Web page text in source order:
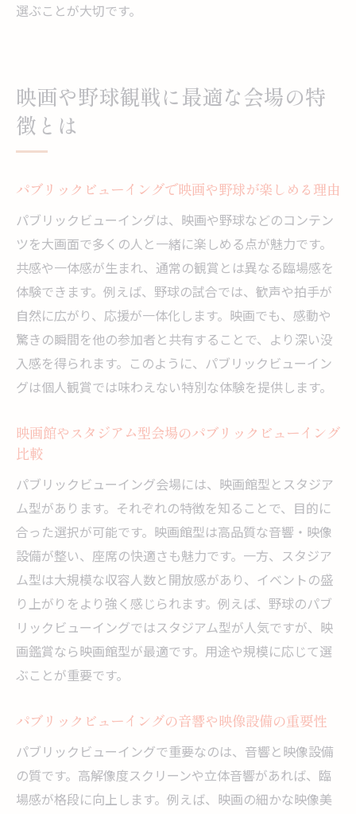
選ぶことが大切です。
映画や野球観戦に最適な会場の特
徴とは
パブリックビューイングで映画や野球が楽しめる理由
パブリックビューイングは、映画や野球などのコンテン
ツを大画面で多くの人と一緒に楽しめる点が魅力です。
共感や一体感が生まれ、通常の観賞とは異なる臨場感を
体験できます。例えば、野球の試合では、歓声や拍手が
自然に広がり、応援が一体化します。映画でも、感動や
驚きの瞬間を他の参加者と共有することで、より深い没
入感を得られます。このように、パブリックビューイン
グは個人観賞では味わえない特別な体験を提供します。
映画館やスタジアム型会場のパブリックビューイング
比較
パブリックビューイング会場には、映画館型とスタジア
ム型があります。それぞれの特徴を知ることで、目的に
合った選択が可能です。映画館型は高品質な音響・映像
設備が整い、座席の快適さも魅力です。一方、スタジア
ム型は大規模な収容人数と開放感があり、イベントの盛
り上がりをより強く感じられます。例えば、野球のパブ
リックビューイングではスタジアム型が人気ですが、映
画鑑賞なら映画館型が最適です。用途や規模に応じて選
ぶことが重要です。
パブリックビューイングの音響や映像設備の重要性
パブリックビューイングで重要なのは、音響と映像設備
の質です。高解像度スクリーンや立体音響があれば、臨
場感が格段に向上します。例えば、映画の細かな映像美